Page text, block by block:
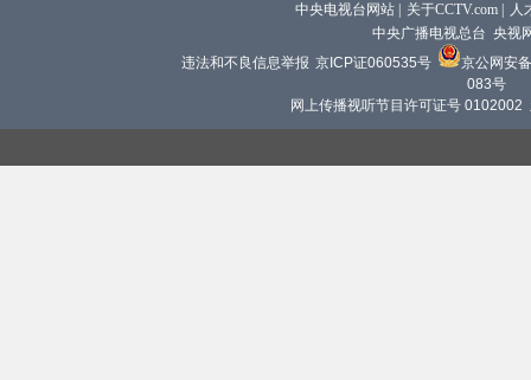
中央电视台网站 关于CCTV.com
人
中央广播电视总台 央视
违法和不良信息举报 京ICP证060535号
京公网安
083号
网上传播视听节目许可证号